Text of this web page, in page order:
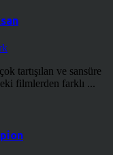
tartışılan ve sansüre
filmlerden farklı ...